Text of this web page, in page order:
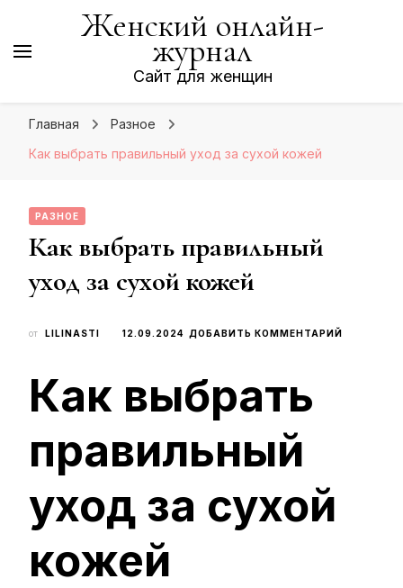
Женский онлайн-
журнал
Сайт для женщин
Главная
Разное
Как выбрать правильный уход за сухой кожей
РАЗНОЕ
Как выбрать правильный
уход за сухой кожей
от LILINASTI 12.09.2024 ДОБАВИТЬ КОММЕНТАРИЙ
Как выбрать
правильный
уход за сухой
кожей